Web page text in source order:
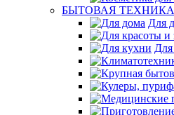
БЫТОВАЯ ТЕХНИКА
Для